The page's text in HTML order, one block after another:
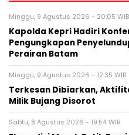
Minggu, 9 Agustus 2026 - 20:05 WIB
Kapolda Kepri Hadiri
Pengungkapan
Perairan Batam
Minggu, 9 Agustus 2026 - 12:35 WIB
Terkesan Dibiarkan,
Milik Bujang Disorot
Sabtu, 8 Agustus 2026 - 19:54 WIB